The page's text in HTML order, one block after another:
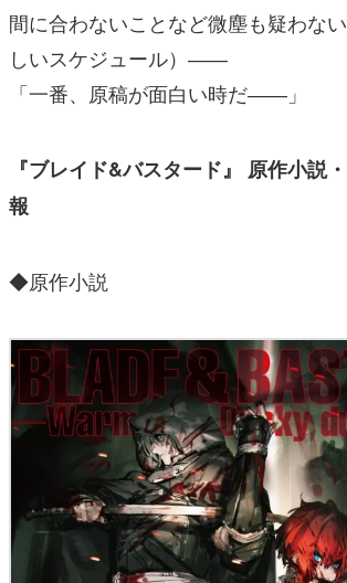
間に合わないことなど微塵も疑わな
しいスケジュール）――
「一番、原稿が面白い時だ――」
『ブレイド&バスタード』 原作小説
報
◆原作小説